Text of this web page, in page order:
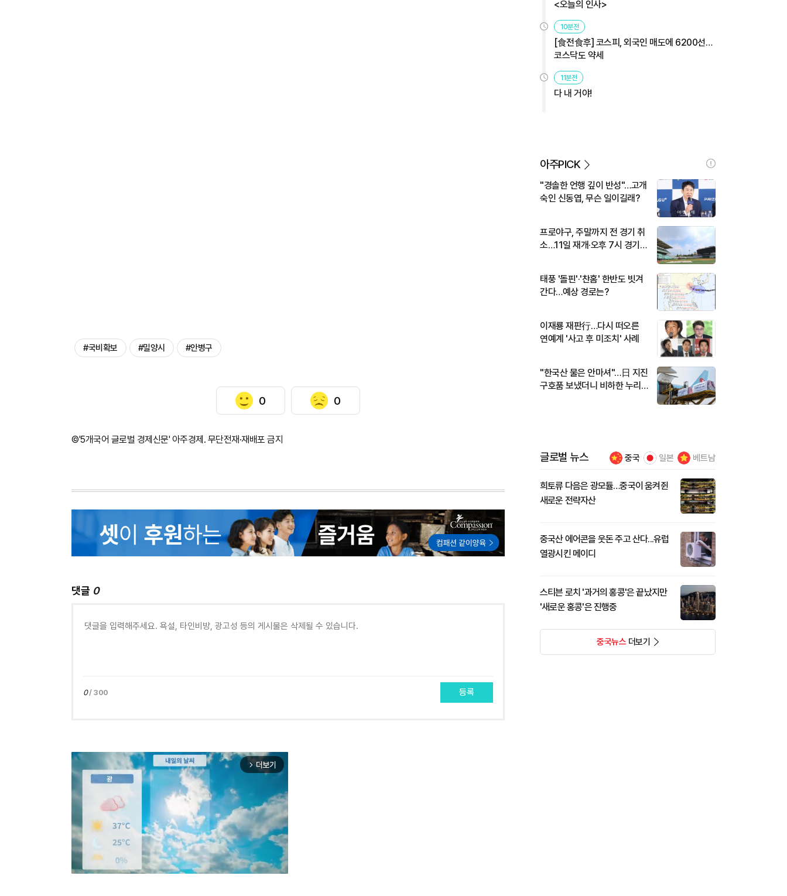
#국비확보 #밀양시 #안병구
0 0
©'5개국어 글로벌 경제신문' 아주경제. 무단전재·재배포 금지
댓글 0
0/ 300 등록
arrow_forward_ios 더보기
<오늘의 인사>
10분전
[食전食후] 코스피, 외국인 매도에 6200선…
코스닥도 약세
11분전
다 내 거야!
아주PICK
"경솔한 언행 깊이 반성"…고개
숙인 신동엽, 무슨 일이길래?
프로야구, 주말까지 전 경기 취
소…11일 재개·오후 7시 경기
태풍 '돌핀'·'찬홈' 한반도 빗겨
간다…예상 경로는?
이재룡 재판行…다시 떠오른
연예계 '사고 후 미조치' 사례
"한국산 물은 안마셔"…日 지진
구호품 보냈더니 비하한 누리
글로벌 뉴스 중국 일본 베트남
희토류 다음은 광모듈…중국이 움켜쥔
새로운 전략자산
중국산 에어콘을 웃돈 주고 산다...유럽
열광시킨 메이디
스티븐 로치 '과거의 홍콩'은 끝났지만
'새로운 홍콩'은 진행중
중국뉴스더보기